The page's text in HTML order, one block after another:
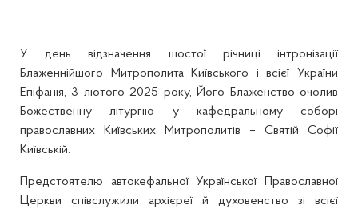
У день відзначення шостої річниці інтронізації
Блаженнійшого Митрополита Київського і всієї України
Епіфанія, 3 лютого 2025 року, Його Блаженство очолив
Божественну літургію у кафедральному соборі
православних Київських Митрополитів – Святій Софії
Київській.
Предстоятелю автокефальної Української Православної
Церкви співслужили архієреї й духовенство зі всієї